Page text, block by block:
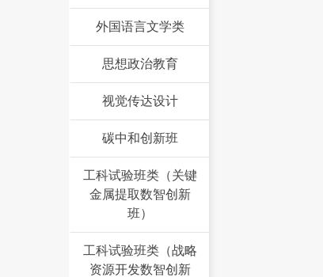
外国语言文学类
思想政治教育
视觉传达设计
碳中和创新班
工科试验班类（关键
金属提取数智创新
班）
工科试验班类（战略
资源开发数智创新